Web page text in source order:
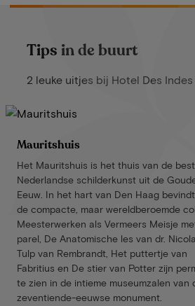
Tips in de buurt
2 leuke uitjes bij Hotel Des Indes
Mauritshuis
Het Mauritshuis is het thuis van de
Nederlandse schilderkunst uit de
Eeuw. In het hart van Den Haag
de compacte, maar wereldberoemde
Meesterwerken als Vermeers Meisje
parel, De Anatomische les van dr.
Tulp van Rembrandt, Het puttertje van
Fabritius en De stier van Potter zijn
te zien in de intieme museumzalen van
zeventiende-eeuwse monument.